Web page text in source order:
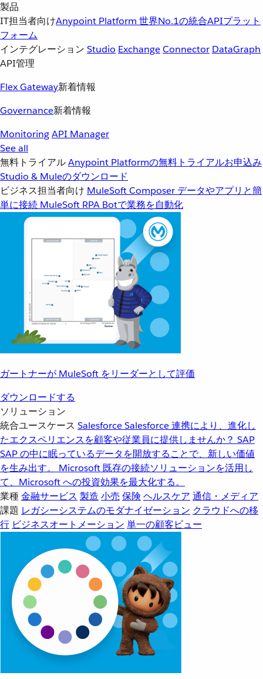
製品
IT担当者向けAnypoint Platform 世界No.1の統合APIプラット
フォーム
インテグレーション Studio ExchangeConnector DataGraph
API管理
Flex Gateway新着情報
Governance新着情報
MonitoringAPI Manager
See all
無料トライアルAnypoint Platformの無料トライアルお申込み
Studio & Muleのダウンロード
ビジネス担当者向け MuleSoft Composer データやアプリと簡
単に接続 MuleSoft RPA Botで業務を自動化
ガートナーが MuleSoft をリーダーとして評価
ダウンロードする
ソリューション
統合ユースケース SalesforceSalesforce 連携により、進化し
たエクスペリエンスを顧客や従業員に提供しませんか？ SAP
SAP の中に眠っているデータを開放することで、新しい価値
を生み出す。
Microsoft 既存の接続ソリューションを活用し
て、Microsoft への投資効果を最大化する。
業種金融サービス 製造 小売 保険 ヘルスケア 通信・メディア
課題 レガシーシステムのモダナイゼーション クラウドへの移
行 ビジネスオートメーション 単一の顧客ビュー